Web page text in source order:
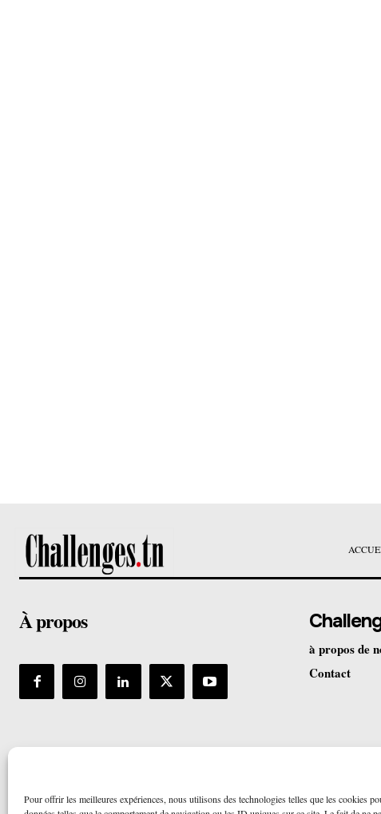
Pour offrir les meilleures expériences, nous utilisons des technologies telles que les cookies
À propos
à propos de
Contact